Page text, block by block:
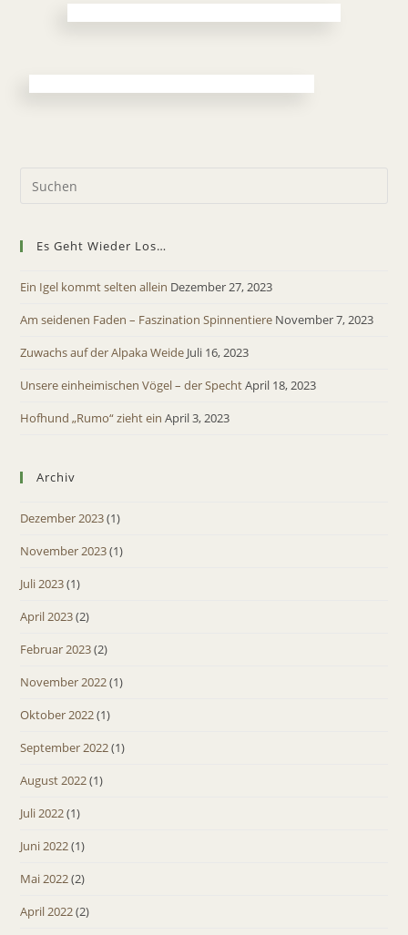
Es Geht Wieder Los…
Ein Igel kommt selten allein Dezember 27, 2023
Am seidenen Faden – Faszination Spinnentiere November 7, 2023
Zuwachs auf der Alpaka Weide Juli 16, 2023
Unsere einheimischen Vögel – der SpechtApril 18, 2023
Hofhund „Rumo“ zieht ein April 3, 2023
Archiv
Dezember 2023(1)
November 2023(1)
Juli 2023(1)
April 2023(2)
Februar 2023(2)
November 2022(1)
Oktober 2022(1)
September 2022(1)
August 2022(1)
Juli 2022(1)
Juni 2022(1)
Mai 2022(2)
April 2022(2)